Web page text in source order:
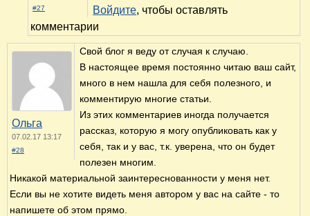
#27 Войдите, чтобы оставлять
комментарии
Ольга
07.02.17 13:17
#28
Свой блог я веду от случая к случаю.
В настоящее время постоянно читаю ваш сайт,
много в нем нашла для себя полезного, и
комментирую многие статьи.
Из этих комментариев иногда получается
рассказ, которую я могу опубликовать как у
себя, так и у вас, т.к. уверена, что он будет
полезен многим.
Никакой материальной заинтереснованности у меня нет.
Если вы не хотите видеть меня автором у вас на сайте - то
напишете об этом прямо.